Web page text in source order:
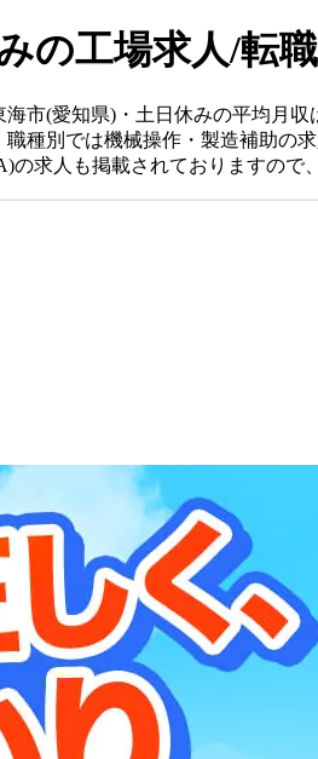
の工場求人/転
市(愛知県)・土日休みの平均月
種別では機械操作・製造補助の
の求人も掲載されておりますの